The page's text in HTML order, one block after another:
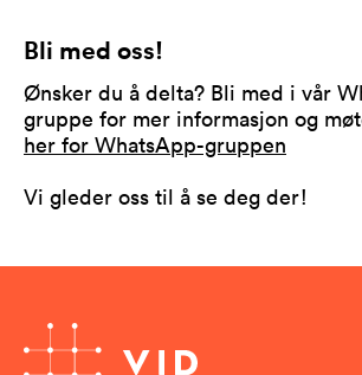
Bli med oss!
Ønsker du å delta? Bli med i vår
gruppe for mer informasjon og
her for WhatsApp-gruppen
Vi gleder oss til å se deg der!